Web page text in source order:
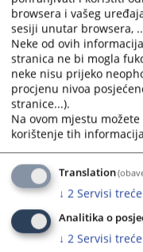
a
date.
Press
the
question
mark
key
to
get
the
keyboard
shortcuts
for
changing
dates.
browsera i vašeg
sesiji unutar browsera,
Neke od ovih
stranica ne bi mogla
neke nisu prijeko
procjenu nivoa
stranice...).
Na ovom mjestu
korištenje tih
Translation
↓ 2 Servisi
Analitika o
↓ 2 Servisi